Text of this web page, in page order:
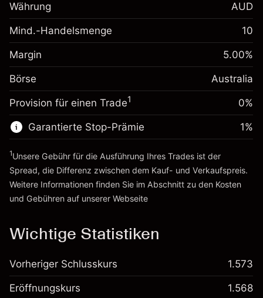
Anpassung der
Übernachtfinanzierung
fremdfinanzierten
(-A$4.56)
Positionsgröße mit Hebelwirkung
~A$20,000.00
Geld aus Hebelwirkung ~ $
Margin. Ihre Investition
A$1,000.00
Anpassung der
Gebühren aus
fremdfinanzierten
Positionswert
0.000884
%
(A$0.18)
Positionsgröße mit Hebelwirkung
Geld aus Hebelwirkung ~ $A$19,000.00
Zur Plattform
Währung AUD
Mind.-Handelsmenge 10
Margin 5.00%
Börse Australia
Provision für einen Trade1 0%
Garantierte Stop-Prämie 1%
1Unsere Gebühr für die Ausführung Ihres Trades ist der
Spread, die Differenz zwischen dem Kauf- und Verkaufspreis.
Weitere Informationen finden Sie im Abschnitt zu den Kosten
und Gebühren auf unserer Webseite
Wichtige Statistiken
Vorheriger Schlusskurs 1.573
Eröffnungskurs 1.568